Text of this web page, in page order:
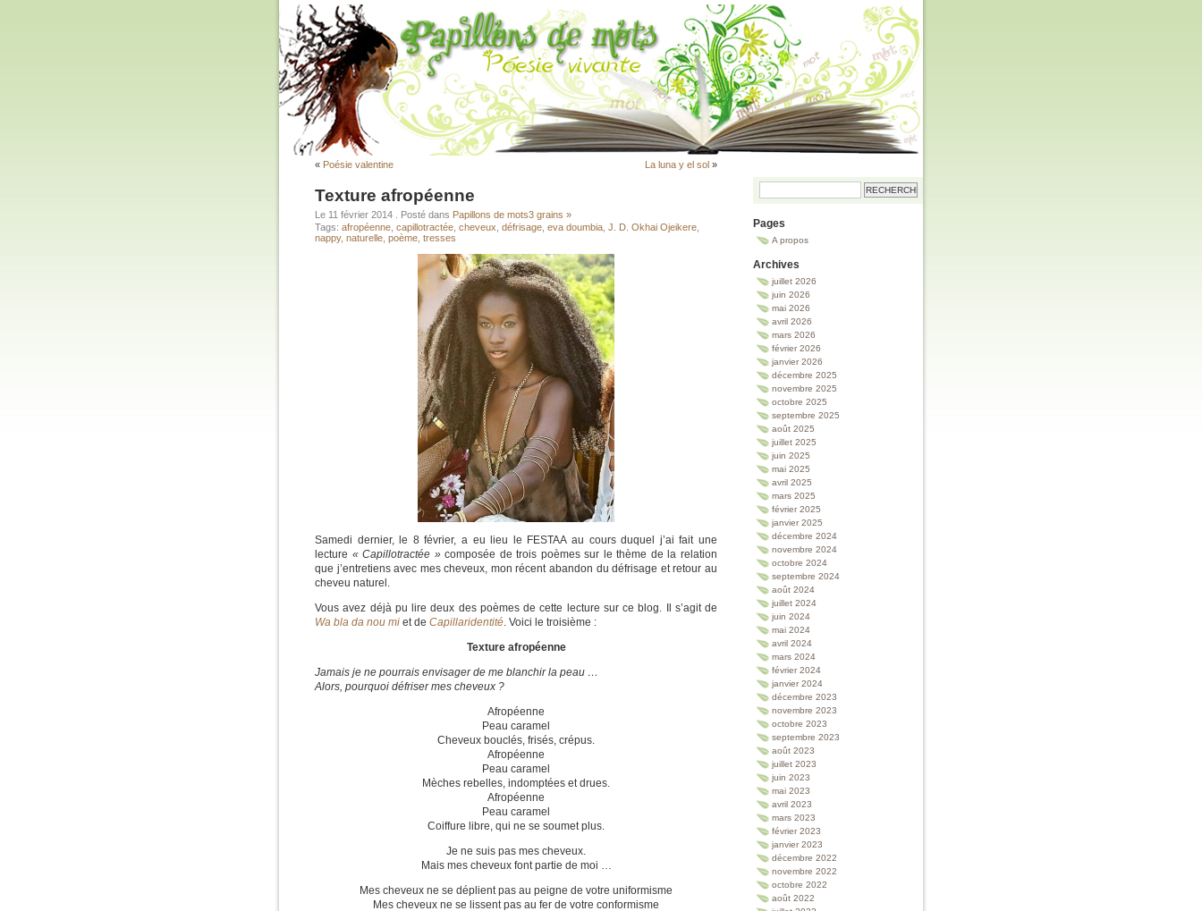
« Poésie valentine La luna y el sol »
Texture afropéenne
Le 11 février 2014 . Posté dans Papillons de mots3 grains »
Tags: afropéenne capillotractée cheveux défrisage eva doumbia J. D. Okhai Ojeikere
nappy, naturelle poème tresses
Samedi dernier, le 8 février, a eu lieu le FESTAA au cours duquel j’ai fait une
lecture « Capillotractée »composée de trois poèmes sur le thème de la relation
que j’entretiens avec mes cheveux, mon récent abandon du défrisage et retour au
cheveu naturel.
Vous avez déjà pu lire deux des poèmes de cette lecture sur ce blog. Il s’agit de
Wa bla da nou mi et de Capillaridentité. Voici le troisième :
Texture afropéenne
Jamais je ne pourrais envisager de me blanchir la peau …
Alors, pourquoi défriser mes cheveux ?
Afropéenne
Peau caramel
Cheveux bouclés, frisés, crépus.
Afropéenne
Peau caramel
Mèches rebelles, indomptées et drues.
Afropéenne
Peau caramel
Coiffure libre, qui ne se soumet plus.
Je ne suis pas mes cheveux.
Mais mes cheveux font partie de moi …
Mes cheveux ne se déplient pas au peigne de votre uniformisme
Mes cheveux ne se lissent pas au fer de votre conformisme
Pages
A propos
Archives
juillet 2026
juin 2026
mai 2026
avril 2026
mars 2026
février 2026
janvier 2026
décembre 2025
novembre 2025
octobre 2025
septembre 2025
août 2025
juillet 2025
juin 2025
mai 2025
avril 2025
mars 2025
février 2025
janvier 2025
décembre 2024
novembre 2024
octobre 2024
septembre 2024
août 2024
juillet 2024
juin 2024
mai 2024
avril 2024
mars 2024
février 2024
janvier 2024
décembre 2023
novembre 2023
octobre 2023
septembre 2023
août 2023
juillet 2023
juin 2023
mai 2023
avril 2023
mars 2023
février 2023
janvier 2023
décembre 2022
novembre 2022
octobre 2022
août 2022